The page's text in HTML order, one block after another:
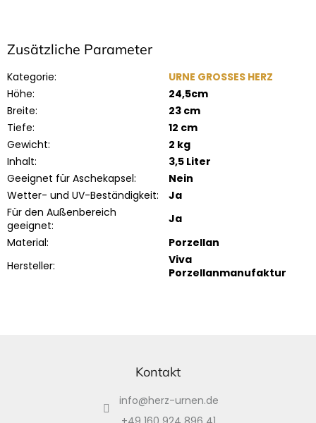
Zusätzliche Parameter
Kategorie:
URNE GROSSES HERZ
Höhe:
24,5cm
Breite:
23 cm
Tiefe:
12 cm
Gewicht:
2 kg
Inhalt:
3,5 Liter
Geeignet für Aschekapsel:
Nein
Wetter- und UV-Beständigkeit:
Ja
Für den Außenbereich
geeignet:
Ja
Material:
Porzellan
Hersteller:
Viva
Porzellanmanufaktur
Kontakt
info@herz-urnen.de